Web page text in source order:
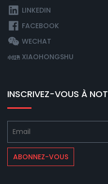
LINKEDIN
FACEBOOK
WECHAT
XIAOHONGSHU
INSCRIVEZ-VOUS À